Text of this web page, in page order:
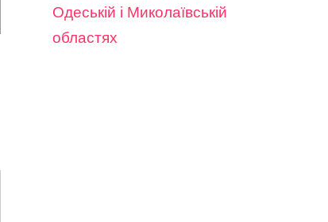
Одеській і Миколаївській
областях